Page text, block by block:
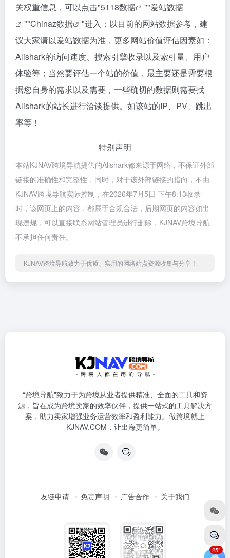
关权重信息，可以点击"5118数据 ""爱站数据
""Chinaz数据
"进入；以目前的网站数据参考，建
议大家请以爱站数据为准，更多网站价值评估因素如：
Alishark的访问速度、搜索引擎收录以及索引量、用户
体验等；当然要评估一个站的价值，最主要还是需要根
据您自身的需求以及需要，一些确切的数据则需要找
Alishark的站长进行洽谈提供。如该站的IP、PV、跳出
率等！
特别声明
本站KJNAV跨境导航提供的Alishark都来源于网络，不保证外部
链接的准确性和完整性，同时，对于该外部链接的指向，不由
KJNAV跨境导航实际控制，在2026年7月5日 下午8:13收录
时，该网页上的内容，都属于合规合法，后期网页的内容如出
现违规，可以直接联系网站管理员进行删除，KJNAV跨境导航
不承担任何责任。
KJNAV跨境导航致力于优质、实用的网络站点资源收集与分享！
“跨境导航"致力于为跨境从业者提供精准、全面的工具和资
源，旨在成为跨境卖家的效率伙伴，提供一站式的工具解决方
案，助力卖家增强业务运营效率和盈利能力。做跨境就上
KJNAV.COM，让出海更简单。
友链申请 免责声明 广告合作 关于我们
25°